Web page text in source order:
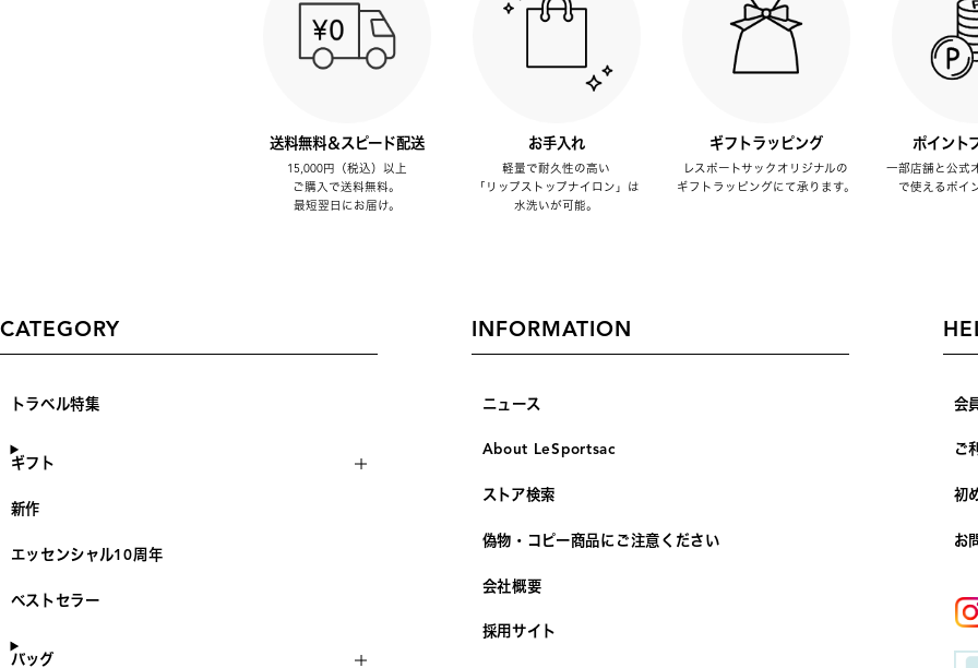
送料無料＆スピード配送
15,000円（税込）以上
ご購入で送料無料。
最短翌日にお届け。
お手入れ
軽量で耐久性の高い
「リップストップナイロン」は
水洗いが可能。
ギフトラッピング
レスポートサックオリジナルの
ギフトラッピングにて承ります。
ポイント
一部店舗と公式
で使えるポイ
CATEGORY
トラベル特集
ギフト
新作
エッセンシャル10周年
ベストセラー
バッグ
INFORMATION
ニュース
About LeSportsac
ストア検索
偽物・コピー商品にご注意ください
会社概要
採用サイト
会
ご
初
お